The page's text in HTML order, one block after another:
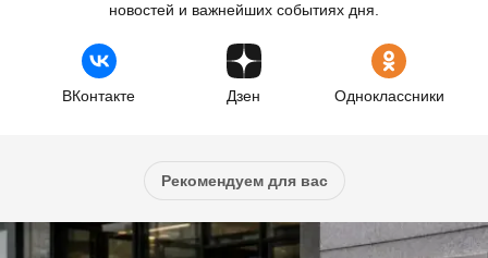
новостей и важнейших событиях дня.
ВКонтакте Дзен Одноклассники
Рекомендуем для вас